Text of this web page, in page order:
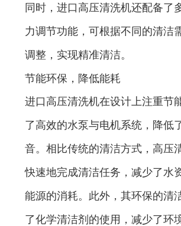
的应用领域，成为了众
商业场所不可或缺的清
本文将深入探讨进口高
的特点、优势以及其在
中的重要作用。
同时，进口高压清洗机还配备了
力调节功能，可根据不同的清洁
调整，实现精准清洁。
节能环保，降低能耗
进口高压清洗机在设计上注重节
了高效的水泵与电机系统，降低
音。相比传统的清洁方式，高压
快速地完成清洁任务，减少了水
能源的消耗。此外，其环保的清
了化学清洁剂的使用，减少了环